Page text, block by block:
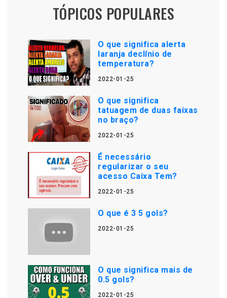
TÓPICOS POPULARES
O que significa alerta
laranja declínio de
temperatura?
2022-01-25
O que significa
tatuagem de duas faixas
no braço?
2022-01-25
É necessário
regularizar o seu
acesso Caixa Tem?
2022-01-25
O que é 3 5 gols?
2022-01-25
O que significa mais de
0.5 gols?
2022-01-25